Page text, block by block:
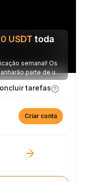
USDT toda
semanal! Os
parte de um
semana.
tarefas
Criar conta